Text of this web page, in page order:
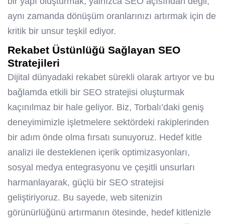
aynı zamanda dönüşüm oranlarınızı artırmak için de
kritik bir unsur teşkil ediyor.
Rekabet Üstünlüğü Sağlayan SEO
Stratejileri
Dijital dünyadaki rekabet sürekli olarak artıyor ve bu
bağlamda etkili bir SEO stratejisi oluşturmak
kaçınılmaz bir hale geliyor. Biz, Torbalı’daki geniş
deneyimimizle işletmelere sektördeki rakiplerinden
bir adım önde olma fırsatı sunuyoruz. Hedef kitle
analizi ile desteklenen içerik optimizasyonları,
sosyal medya entegrasyonu ve çeşitli unsurları
harmanlayarak, güçlü bir SEO stratejisi
geliştiriyoruz. Bu sayede, web sitenizin
görünürlüğünü artırmanın ötesinde, hedef kitlenizle